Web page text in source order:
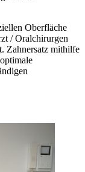
Oberfläche
/ Oralchirurgen
Zahnersatz mithilfe